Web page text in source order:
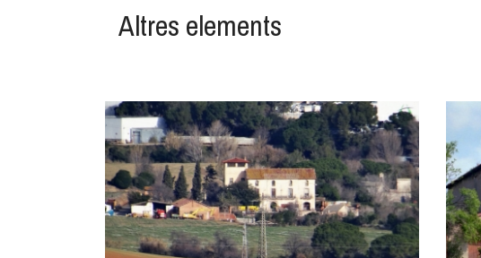
Altres elements